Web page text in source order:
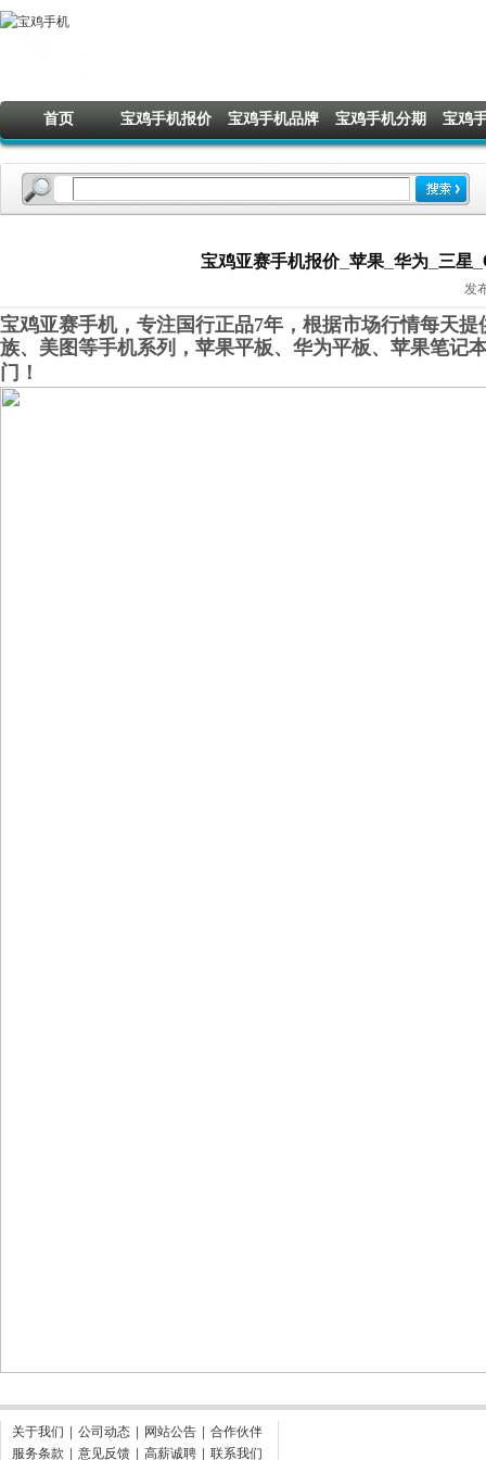
首页 宝鸡手机报价 宝鸡手机品牌 宝鸡手机分期 宝鸡
宝鸡亚赛手机报价_苹果_华为_三星
发
宝鸡亚赛手机，专注国行正品7年，根据市场行情每天
族、美图等手机系列，苹果平板、华为平板、苹果笔记
门！
关于我们 公司动态 网站公告
合作伙伴
服务条款
意见反馈 高薪诚聘 联系我们